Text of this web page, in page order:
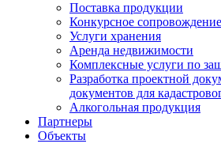
Поставка продукции
Конкурсное сопровождение
Услуги хранения
Аренда недвижимости
Комплексные услуги по
Разработка проектной
документов для
Алкогольная продукция
Партнеры
Объекты